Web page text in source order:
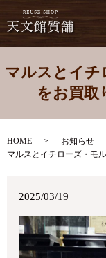
マルスとイチ
をお買取
HOME
お知らせ
マルスとイチローズ・モ
2025/03/19